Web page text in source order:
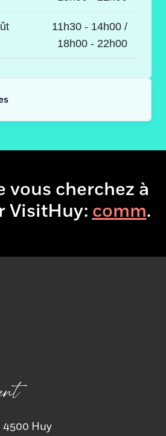
11h30 - 14h00 /
18h00 - 22h00
4500 - Huy
085 61 61 08
vous cherchez à
VisitHuy:b.
4500 Huy